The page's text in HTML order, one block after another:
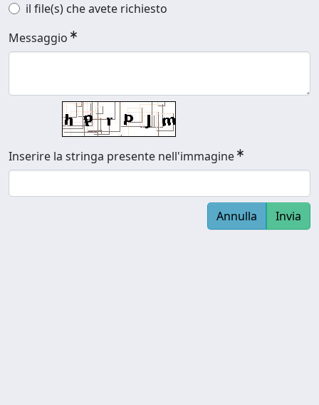
il file(s) che avete richiesto
Messaggio
Inserire la stringa presente nell'immagine
Annulla Invia